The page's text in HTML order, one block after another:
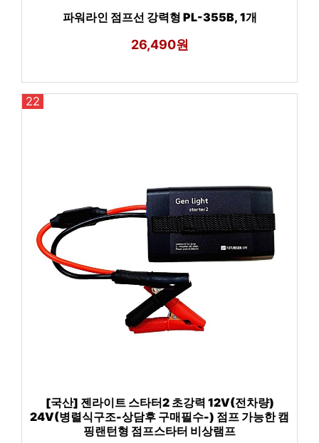
파워라인 점프선 강력형 PL-355B, 1개
26,490원
22
[국산] 젠라이트 스타터2 초강력 12V(전차량)
24V(병렬식구조-상담후 구매필수-) 점프 가능한 캠
핑랜턴형 점프스타터 비상램프